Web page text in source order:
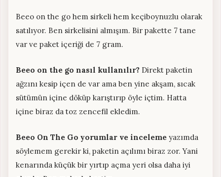
Beeo on the go hem sirkeli hem keçiboynuzlu olarak
satılıyor. Ben sirkelisini almışım. Bir pakette 7 tane
var ve paket içeriği de 7 gram.
Beeo on the go nasıl kullanılır? Direkt paketin
ağzını kesip içen de var ama ben yine akşam, sıcak
sütümün içine döküp karıştırıp öyle içtim. Hatta
içine biraz da toz zencefil ekledim.
Beeo On The Go yorumlar ve inceleme yazımda
söylemem gerekir ki, paketin açılımı biraz zor. Yani
kenarında küçük bir yırtıp açma yeri olsa daha iyi